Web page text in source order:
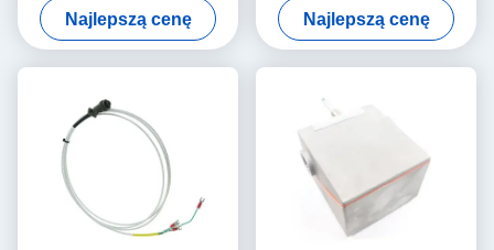
Najlepszą cenę Najlepszą cenę